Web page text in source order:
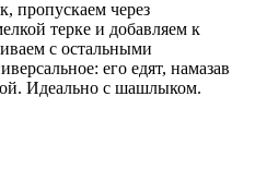
пропускаем через
терке и добавляем к
с остальными
его едят, намазав
Идеально с шашлыком.